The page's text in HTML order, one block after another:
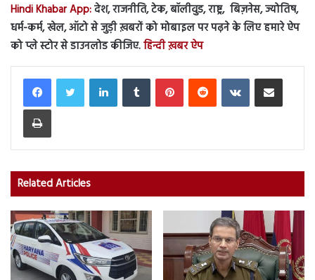
Hindi Khabar App:देश, राजनीति, टेक, बॉलीवुड, राष्ट्र, बिज़नेस, ज्योतिष,
धर्म-कर्म, खेल, ऑटो से जुड़ी ख़बरों को मोबाइल पर पढ़ने के लिए हमारे ऐप
को प्ले स्टोर से डाउनलोड कीजिए.हिन्दी ख़बर ऐप
LinkedInTumblr PinterestReddit VKontakteShare via Email
Print
Related Articles